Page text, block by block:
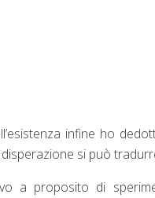
infine ho
si può
a proposito di